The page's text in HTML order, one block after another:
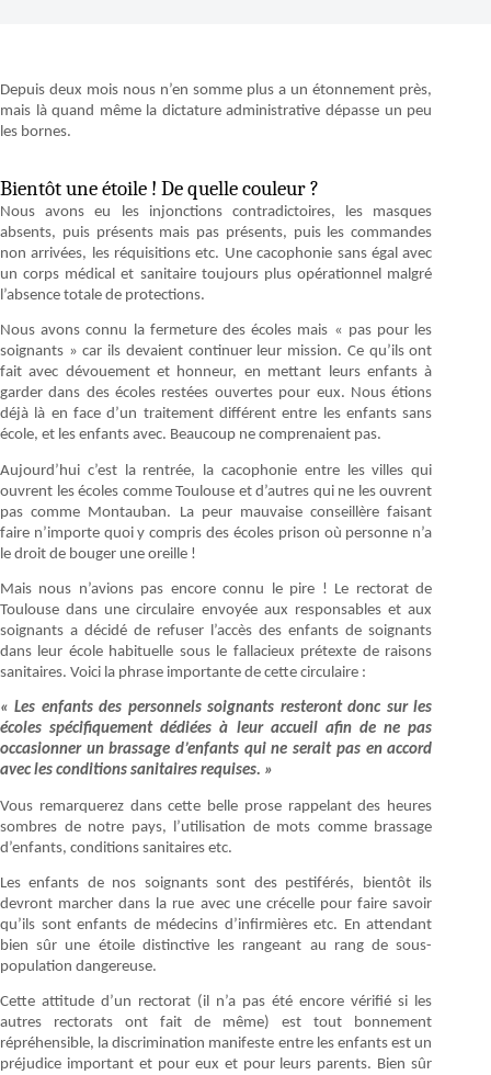
Depuis deux mois nous n’en somme plus a un étonnement près,
mais là quand même la dictature administrative dépasse un peu
les bornes.
Bientôt une étoile ! De quelle couleur ?
Nous avons eu les injonctions contradictoires, les masques
absents, puis présents mais pas présents, puis les commandes
non arrivées, les réquisitions etc. Une cacophonie sans égal avec
un corps médical et sanitaire toujours plus opérationnel malgré
l’absence totale de protections.
Nous avons connu la fermeture des écoles mais « pas pour les
soignants » car ils devaient continuer leur mission. Ce qu’ils ont
fait avec dévouement et honneur, en mettant leurs enfants à
garder dans des écoles restées ouvertes pour eux. Nous étions
déjà là en face d’un traitement différent entre les enfants sans
école, et les enfants avec. Beaucoup ne comprenaient pas.
Aujourd’hui c’est la rentrée, la cacophonie entre les villes qui
ouvrent les écoles comme Toulouse et d’autres qui ne les ouvrent
pas comme Montauban. La peur mauvaise conseillère faisant
faire n’importe quoi y compris des écoles prison où personne n’a
le droit de bouger une oreille !
Mais nous n’avions pas encore connu le pire ! Le rectorat de
Toulouse dans une circulaire envoyée aux responsables et aux
soignants a décidé de refuser l’accès des enfants de soignants
dans leur école habituelle sous le fallacieux prétexte de raisons
sanitaires. Voici la phrase importante de cette circulaire :
« Les enfants des personnels soignants resteront donc sur les
écoles spécifiquement dédiées à leur accueil afin de ne pas
occasionner un brassage d’enfants qui ne serait pas en accord
avec les conditions sanitaires requises. »
Vous remarquerez dans cette belle prose rappelant des heures
sombres de notre pays, l’utilisation de mots comme brassage
d’enfants, conditions sanitaires etc.
Les enfants de nos soignants sont des pestiférés, bientôt ils
devront marcher dans la rue avec une crécelle pour faire savoir
qu’ils sont enfants de médecins d’infirmières etc. En attendant
bien sûr une étoile distinctive les rangeant au rang de sous-
population dangereuse.
Cette attitude d’un rectorat (il n’a pas été encore vérifié si les
autres rectorats ont fait de même) est tout bonnement
répréhensible, la discrimination manifeste entre les enfants est un
préjudice important et pour eux et pour leurs parents. Bien sûr